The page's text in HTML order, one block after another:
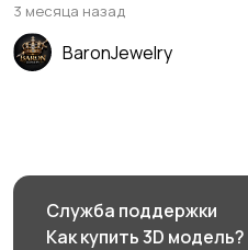
3 месяца назад
BaronJewelry
Служба поддержки
Как купить 3D модель?